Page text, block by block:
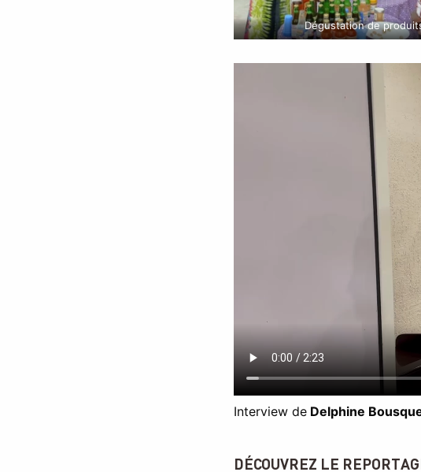
Dégustation de
Interview de Delphine
DÉCOUVREZ LE